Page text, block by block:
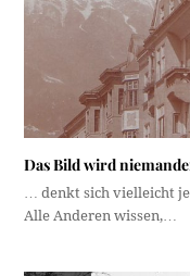
Das Bild wird
… denkt sich vielleicht
Alle Anderen wissen,…